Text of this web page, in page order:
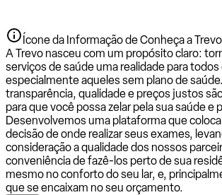
Ícone da Informação de Conheça a
A Trevo nasceu com um propósito claro:
serviços de saúde uma realidade para todos
especialmente aqueles sem plano de
transparência, qualidade e preços justos
para que você possa zelar pela sua saúde e
Desenvolvemos uma plataforma que
decisão de onde realizar seus exames,
consideração a qualidade dos nossos
conveniência de fazê-los perto de sua
mesmo no conforto do seu lar, e,
que se encaixam no seu orçamento.